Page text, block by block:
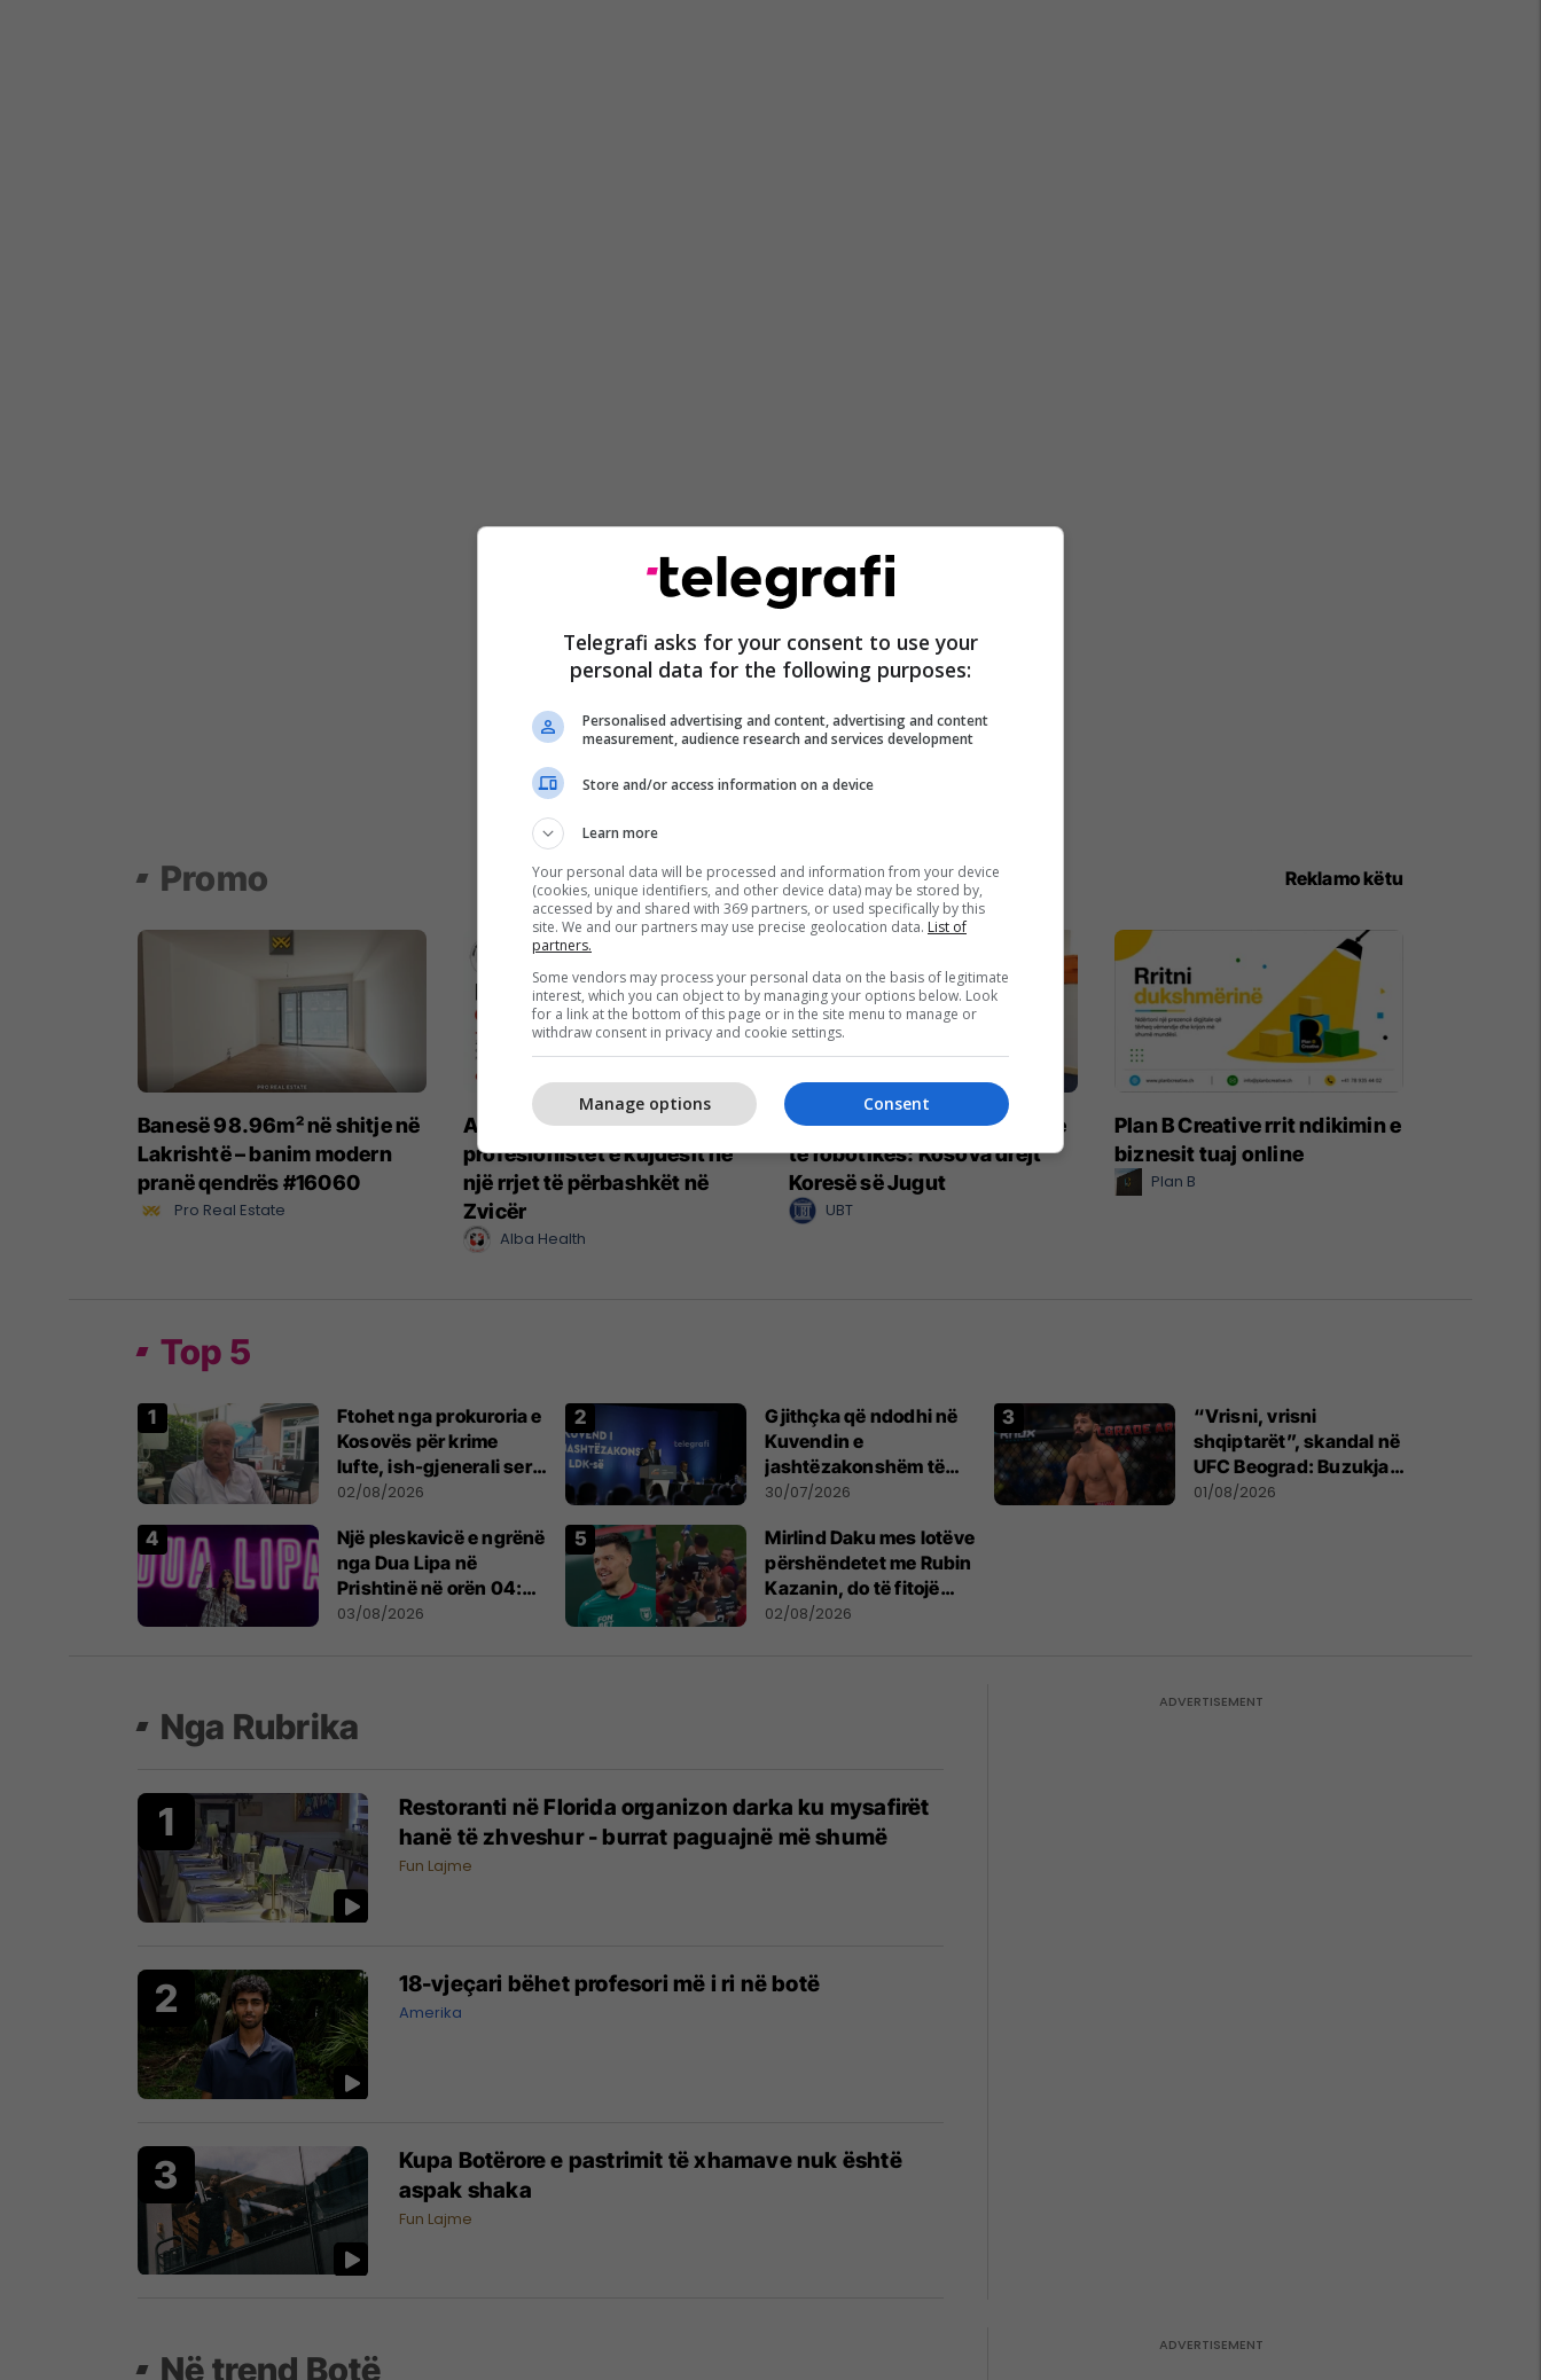
Promo Reklamo këtu
Banesë 98.96m² në shitje në
Lakrishtë – banim modern
pranë qendrës #16060
Pro Real Estate
Alba Health bashkon
profesionistët e kujdesit në
një rrjet të përbashkët në
Zvicër
Alba Health
Nga UBT në skenën botërore
të robotikës: Kosova drejt
Koresë së Jugut
UBT
Plan B Creative rrit ndikimin e
biznesit tuaj online
Plan B
Top 5
Ftohet nga prokuroria e
Kosovës për krime
lufte, ish-gjenerali serb
thotë se dikush e
02/08/2026
Gjithçka që ndodhi në
Kuvendin e
jashtëzakonshëm të
LDK-së
30/07/2026
“Vrisni, vrisni
shqiptarët”, skandal në
UFC Beograd: Buzukja
u përball me thirrje anti-
01/08/2026
Një pleskavicë e ngrënë
nga Dua Lipa në
Prishtinë në orën 04:28
të mëngjesit - dhe bota
03/08/2026
Mirlind Daku mes lotëve
përshëndetet me Rubin
Kazanin, do të fitojë
miliona te Spartak
02/08/2026
Nga Rubrika
Restoranti në Florida organizon darka ku mysafirët
hanë të zhveshur - burrat paguajnë më shumë
Fun Lajme
18-vjeçari bëhet profesori më i ri në botë
Amerika
Kupa Botërore e pastrimit të xhamave nuk është
aspak shaka
Fun Lajme
Në trend Botë
Telegrafi asks for your consent to use your
personal data for the following purposes:
Personalised advertising and content, advertising and content
measurement, audience research and services development
Store and/or access information on a device
Learn more
Your personal data will be processed and information from your device
(cookies, unique identifiers, and other device data) may be stored by,
accessed by and shared with 369 partners, or used specifically by this
site. We and our partners may use precise geolocation data. List of
partners.
Some vendors may process your personal data on the basis of legitimate
interest, which you can object to by managing your options below. Look
for a link at the bottom of this page or in the site menu to manage or
withdraw consent in privacy and cookie settings.
Consent
Manage options